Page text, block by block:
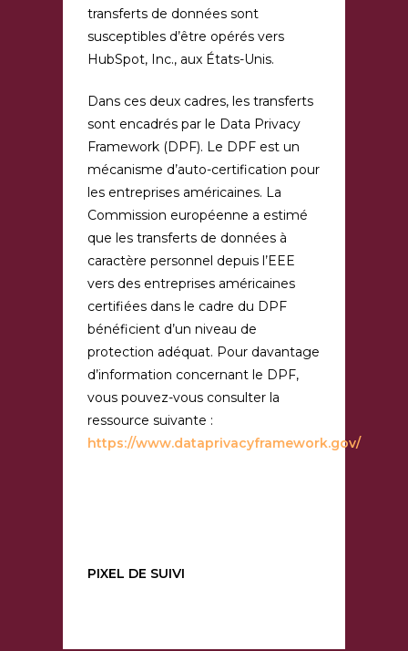
transferts de données sont
susceptibles d’être opérés vers
HubSpot, Inc., aux États-Unis.
Dans ces deux cadres, les transferts
sont encadrés par le Data Privacy
Framework (DPF). Le DPF est un
mécanisme d’auto-certification pour
les entreprises américaines. La
Commission européenne a estimé
que les transferts de données à
caractère personnel depuis l’EEE
vers des entreprises américaines
certifiées dans le cadre du DPF
bénéficient d’un niveau de
protection adéquat. Pour davantage
d’information concernant le DPF,
vous pouvez-vous consulter la
ressource suivante :
https://www.dataprivacyframework.gov/
PIXEL DE SUIVI